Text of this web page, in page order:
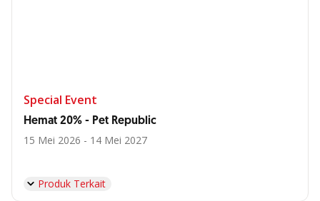
Special Event
Hemat 20% - Pet Republic
15 Mei 2026 - 14 Mei 2027
Produk Terkait